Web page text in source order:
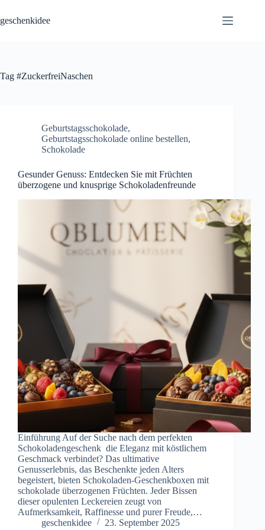
content
geschenkidee
Tag #ZuckerfreiNaschen
Geburtstagsschokolade,
Geburtstagsschokolade online bestellen,
Schokolade
Gesunder Genuss: Entdecken Sie mit Früchten
überzogene und knusprige Schokoladenfreunde
Einführung Auf der Suche nach dem perfekten
Schokoladengeschenk die Eleganz mit köstlichem
Geschmack verbindet? Das ultimative
Genusserlebnis, das Beschenkte jeden Alters
begeistert, bieten Schokoladen-Geschenkboxen mit
schokolade überzogenen Früchten. Jeder Bissen
dieser opulenten Leckereien zeugt von
Aufmerksamkeit, Raffinesse und purer Freude,…
geschenkidee
23. September 2025